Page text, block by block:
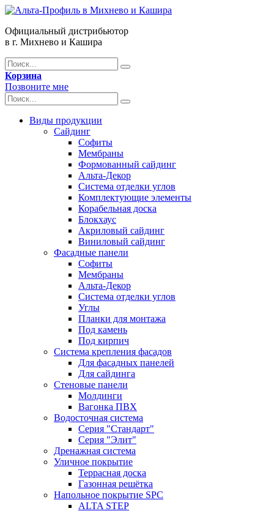
Официальный дистрибьютор
в г. Михнево и Кашира
Корзина
Позвоните мне
Виды продукции
Сайдинг
Софиты
Мембраны
Формованный сайдинг
Альта-Декор
Система отделки углов
Комплектующие элементы
Корабельная доска
Блокхаус
Акриловый сайдинг
Виниловый сайдинг
Фасадные панели
Софиты
Мембраны
Альта-Декор
Система отделки углов
Углы
Планки для монтажа
Под камень
Под кирпич
Система крепления фасадов
Для фасадных панелей
Для сайдинга
Стеновые панели
Молдинги
Вагонка ПВХ
Водосточная система
Серия "Стандарт"
Серия "Элит"
Дренажная система
Уличное покрытие
Террасная доска
Газонная решётка
Напольное покрытие SPC
ALTA STEP